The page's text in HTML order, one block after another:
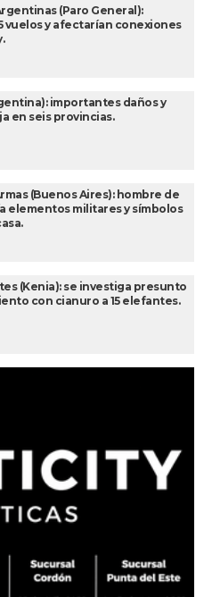
(Paro General):
vuelos y afectarían conexiones
importantes daños y
en seis provincias.
(Buenos Aires): hombre de
elementos militares y símbolos
(Kenia): se investiga presunto
con cianuro a 15 elefantes.